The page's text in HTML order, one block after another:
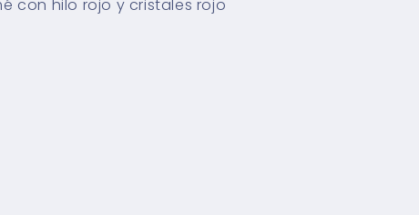
con hilo rojo y cristales rojo